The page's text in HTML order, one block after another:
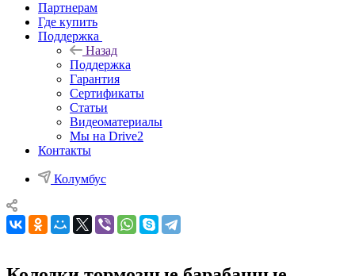
Партнерам
Где купить
Поддержка
Назад
Поддержка
Гарантия
Сертификаты
Статьи
Видеоматериалы
Мы на Drive2
Контакты
Колумбус